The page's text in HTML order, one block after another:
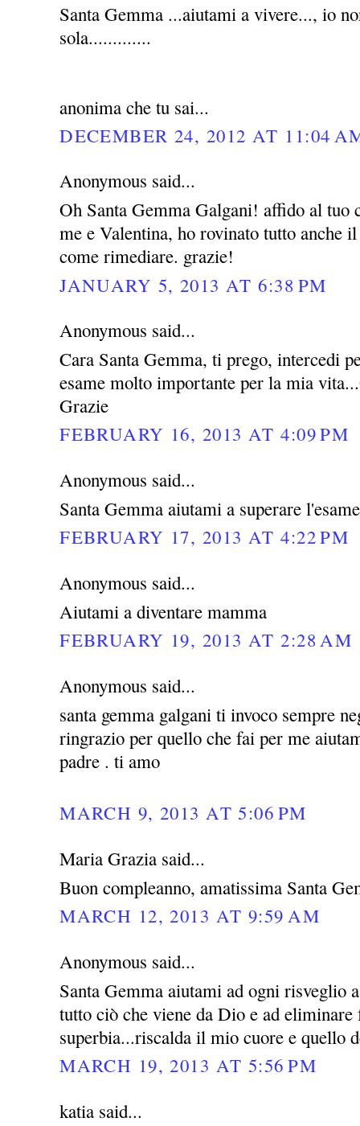
Santa Gemma ...aiutami a vivere..., io
sola.............
anonima che tu sai...
DECEMBER 24, 2012 AT 11:04
Anonymous said...
Oh Santa Gemma Galgani! affido al tuo
me e Valentina, ho rovinato tutto anche
come rimediare. grazie!
JANUARY 5, 2013 AT 6:38 PM
Anonymous said...
Cara Santa Gemma, ti prego, intercedi
esame molto importante per la mia
Grazie
FEBRUARY 16, 2013 AT 4:09 PM
Anonymous said...
Santa Gemma aiutami a superare
FEBRUARY 17, 2013 AT 4:22 PM
Anonymous said...
Aiutami a diventare mamma
FEBRUARY 19, 2013 AT 2:28 AM
Anonymous said...
santa gemma galgani ti invoco sempre
ringrazio per quello che fai per me
padre . ti amo
MARCH 9, 2013 AT 5:06 PM
Maria Grazia said...
Buon compleanno, amatissima Santa
MARCH 12, 2013 AT 9:59 AM
Anonymous said...
Santa Gemma aiutami ad ogni risveglio
tutto ciò che viene da Dio e ad eliminare
superbia...riscalda il mio cuore e quello
MARCH 19, 2013 AT 5:56 PM
katia said...